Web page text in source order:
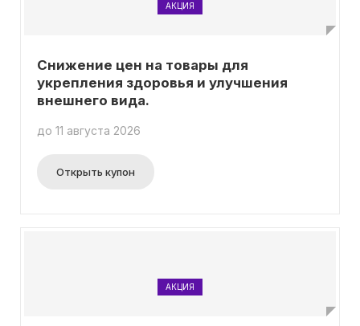
АКЦИЯ
Снижение цен на товары для
укрепления здоровья и улучшения
внешнего вида.
до 11 августа 2026
Открыть купон
АКЦИЯ